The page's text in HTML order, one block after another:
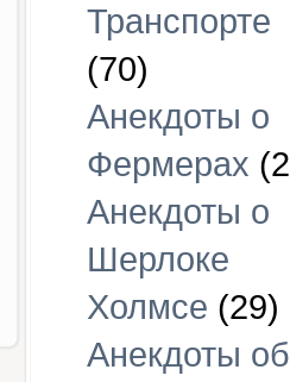
Транспорте
(70)
Анекдоты о
Фермерах
Анекдоты о
Шерлоке
Холмсе (29)
Анекдоты об